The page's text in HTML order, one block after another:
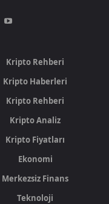
Kripto Rehberi
Kripto Haberleri
Kripto Rehberi
Kripto Analiz
Kripto Fiyatları
Ekonomi
Merkezsiz Finans
Teknoloji